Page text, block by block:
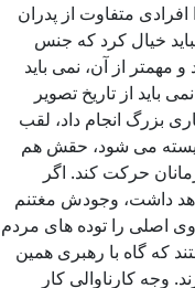
افرادی متفاوت از پدران
خیال کرد که جنس
مهمتر از آن، نمی باید
باید از تاریخ تصویر
بزرگ انجام داد، لقب
می شود، حقش هم
حرکت کند. اگر
داشت، وجودش مغتنم
اصلی را توده های مردم
که گاه با رهبری همین
وجه کارناوالی کار